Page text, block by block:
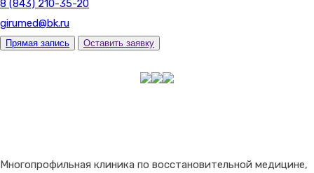
8 (843) 210-35-20
girumed@bk.ru
Прямая запись Оставить заявку
Многопрофильная клиника по восстановительной медицине,